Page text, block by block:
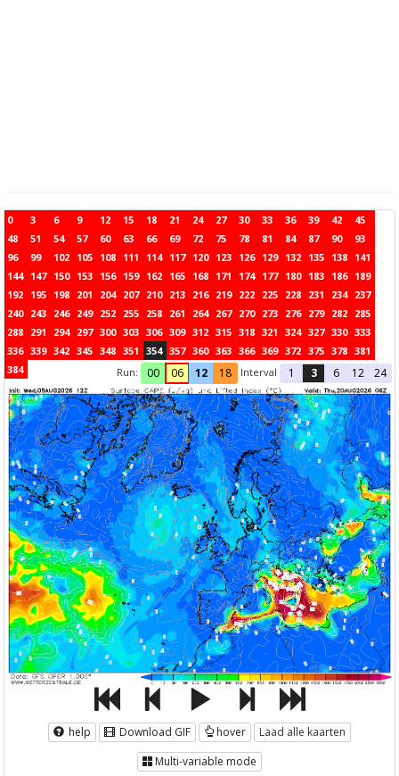
0 3 6 9 12 15 18 21 24 27 30 33 36 39 42
45
48
51 54 57 60 63 66 69 72 75 78 81 84 87 90
93
96
99 102 105 108 111 114 117 120 123 126 129 132 135 138 141
144 147 150 153 156 159 162 165 168 171 174 177 180 183 186 189
192 195 198 201 204 207 210 213 216 219 222 225 228 231 234 237
240 243 246 249 252 255 258 261 264 267 270 273 276 279 282 285
288 291 294 297 300 303 306 309 312 315 318 321 324 327 330 333
336 339 342 345 348 351 354 357 360 363 366 369 372 375 378 381
384
Run: 00 06 12 18 Interval 1 3 6 12 24
help Download GIF hover
Laad alle kaarten
Multi-variable mode